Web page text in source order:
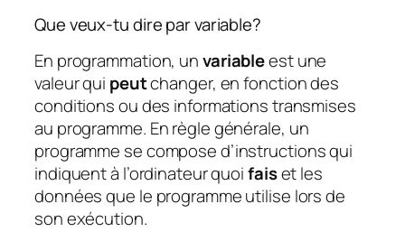
Que veux-tu dire par variable?
En programmation, unvariableest une
valeur qui peutchanger, en fonction des
conditions ou des informations transmises
au programme. En règle générale, un
programme se compose d’instructions qui
indiquent à l’ordinateur quoifaiset les
données que le programme utilise lors de
son exécution.